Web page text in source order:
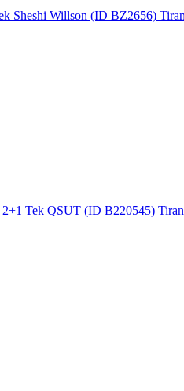
Sheshi Willson (ID BZ2656)
2+1 Tek QSUT (ID B220545)